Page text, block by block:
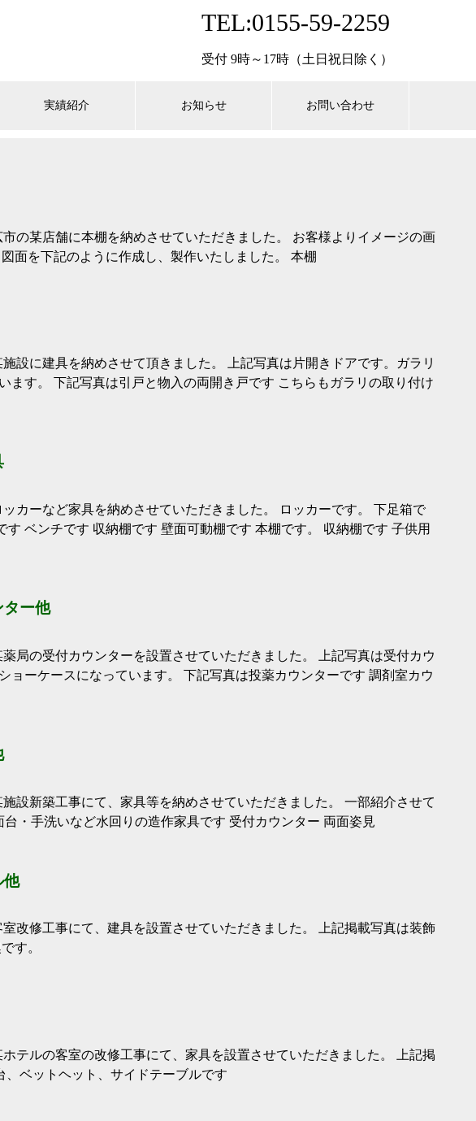
TEL:0155-59-2259
受付 9時～17時（土日祝日除く）
実績紹介 お知らせ お問い合わせ
市の某店舗に本棚を納めさせていただきました。 お客様よりイメージの画
面を下記のように作成し、製作いたしました。 本棚
設に建具を納めさせて頂きました。 上記写真は片開きドアです。ガラリ
ます。 下記写真は引戸と物入の両開き戸です こちらもガラリの取り付け
カーなど家具を納めさせていただきました。 ロッカーです。 下足箱で
す ベンチです 収納棚です 壁面可動棚です 本棚です。 収納棚です 子供用
ー他
局の受付カウンターを設置させていただきました。 上記写真は受付カウ
ョーケースになっています。 下記写真は投薬カウンターです 調剤室カウ
設新築工事にて、家具等を納めさせていただきました。 一部紹介させて
・手洗いなど水回りの造作家具です 受付カウンター 両面姿見
他
改修工事にて、建具を設置させていただきました。 上記掲載写真は装飾
す。
テルの客室の改修工事にて、家具を設置させていただきました。 上記掲
ベットヘット、サイドテーブルです